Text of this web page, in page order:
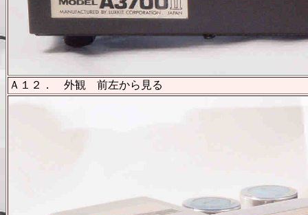
Ａ１２． 外観 前左から見る